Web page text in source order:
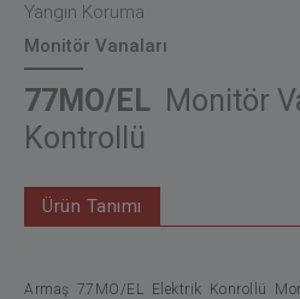
Yangın Koruma
Monitör Vanaları
77MO/EL Monitör
Kontrollü
Ürün Tanımı
Armaş 77MO/EL Elektrik Konrollü